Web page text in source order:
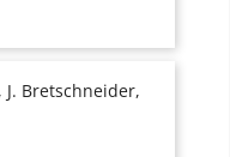
Bretschneider,